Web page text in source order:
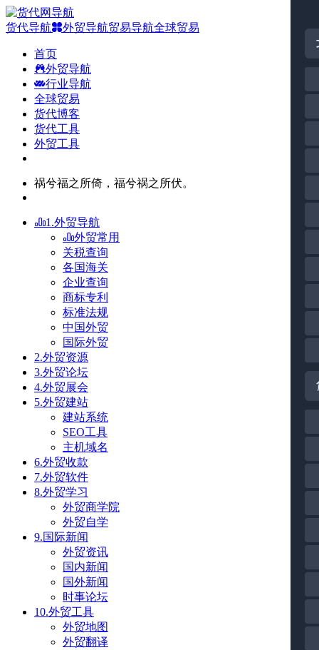
货代导航 外贸导航贸易导航全球贸易
首页
外贸导航
行业导航
全球贸易
货代博客
货代工具
外贸工具
祸兮福之所倚，福兮祸之所伏。
1.外贸导航
外贸常用
关税查询
各国海关
企业查询
商标专利
标准法规
中国外贸
国际外贸
2.外贸资源
3.外贸论坛
4.外贸展会
5.外贸建站
建站系统
SEO工具
主机域名
6.外贸收款
7.外贸软件
8.外贸学习
外贸商学院
外贸自学
9.国际新闻
外贸资讯
国内新闻
国外新闻
时事论坛
10.外贸工具
外贸地图
外贸翻译